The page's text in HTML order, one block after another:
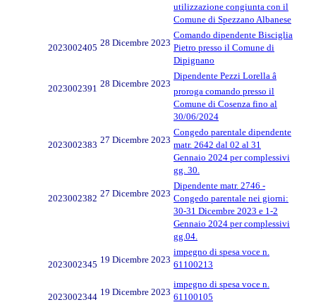
utilizzazione congiunta con il
Comune di Spezzano Albanese
2023002405 28 Dicembre 2023
Comando dipendente Bisciglia
Pietro presso il Comune di
Dipignano
2023002391 28 Dicembre 2023
Dipendente Pezzi Lorella â
proroga comando presso il
Comune di Cosenza fino al
30/06/2024
2023002383 27 Dicembre 2023
Congedo parentale dipendente
matr. 2642 dal 02 al 31
Gennaio 2024 per complessivi
gg. 30.
2023002382 27 Dicembre 2023
Dipendente matr. 2746 -
Congedo parentale nei giorni:
30-31 Dicembre 2023 e 1-2
Gennaio 2024 per complessivi
gg.04.
2023002345 19 Dicembre 2023
impegno di spesa voce n.
61100213
2023002344 19 Dicembre 2023
impegno di spesa voce n.
61100105